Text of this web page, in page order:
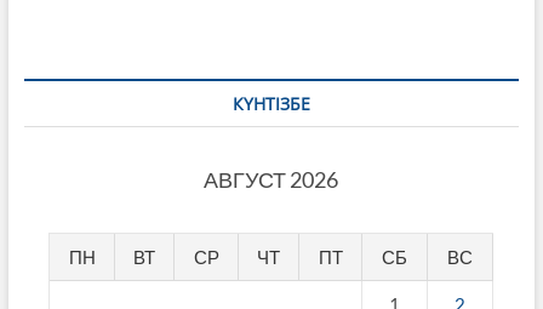
КҮНТІЗБЕ
АВГУСТ 2026
ПН ВТ СР ЧТ ПТ СБ ВС
1 2